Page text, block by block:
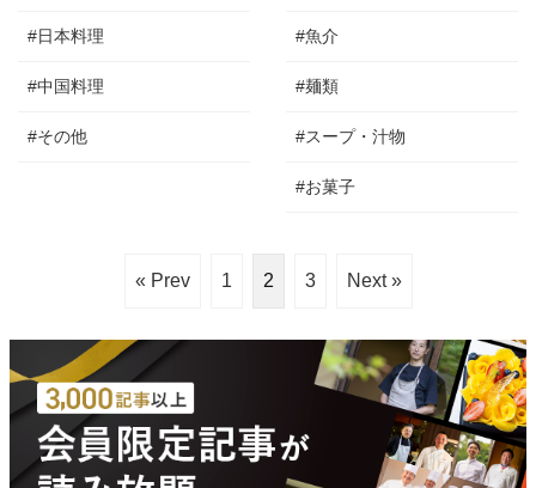
#日本料理
#中国料理
#その他
#魚介
#麺類
#スープ・汁物
#お菓子
« Prev 1 2 3 Next »